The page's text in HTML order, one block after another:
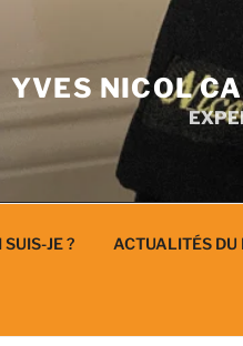
YVES NICOL
SUIS-JE ? ACTUALITÉS DU